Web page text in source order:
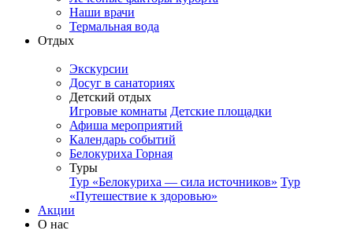
Наши врачи
Термальная вода
Отдых
Экскурсии
Досуг в санаториях
Детский отдых
Игровые комнаты Детские площадки
Афиша мероприятий
Календарь событий
Белокуриха Горная
Туры
Тур «Белокуриха — сила источников» Тур
«Путешествие к здоровью»
Акции
О нас